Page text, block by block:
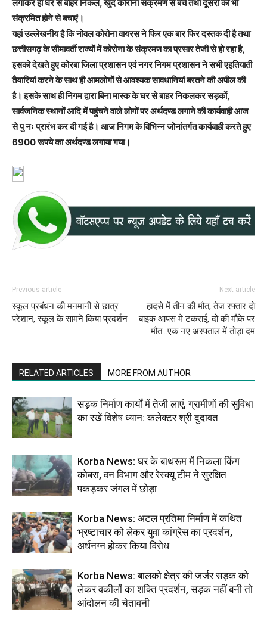
लगाकर ही घर से बाहर निकले, खुद कोरोना संक्रमण से बचें तथा दूसरों को भी
संक्रमित होने से बचाएं।
यहां उल्लेखनीय है कि नोवल कोरोना वायरस ने फिर एक बार फिर दस्तक दी है तथा
छत्तीसगढ़ के सीमावर्ती राज्यों में कोरोना के संक्रमण का प्रसार तेजी से हो रहा है,
इसको देखते हुए कोरबा जिला प्रशासन एवं नगर निगम प्रशासन ने सभी एहतियाती
तैयारियां करने के साथ ही आमलोगों से आवश्यक सावधानियां बरतने की अपील की
है। इसके साथ ही निगम द्वारा बिना मास्क के घर से बाहर निकलकर सड़कों,
सार्वजनिक स्थानों आदि में पहुंचने वाले लोगों पर अर्थदण्ड लगाने की कार्यवाही आज
से पु नः प्रारंभ कर दी गई है। आज निगम के विभिन्न जोनांतर्गत कार्यवाही करते हुए
6900 रूपये का अर्थदण्ड लगाया गया।
Previous article
स्कूल प्रबंधन की मनमानी से छात्र
परेशान, स्कूल के सामने किया प्रदर्शन
Next article
हादसे में तीन की मौत, तेज रफ्तार दो
बाइक आपस मे टकराई, दो की मौके पर
मौत…एक नए अस्पताल में तोड़ा दम
RELATED ARTICLES MORE FROM AUTHOR
सड़क निर्माण कार्यों में तेजी लाएं, ग्रामीणों की सुविधा
का रखें विशेष ध्यान: कलेक्टर श्री दुदावत
Korba News: घर के बाथरूम में निकला किंग
कोबरा, वन विभाग और रेस्क्यू टीम ने सुरक्षित
पकड़कर जंगल में छोड़ा
Korba News: अटल प्रतिमा निर्माण में कथित
भ्रष्टाचार को लेकर युवा कांग्रेस का प्रदर्शन,
अर्धनग्न होकर किया विरोध
Korba News: बालको क्षेत्र की जर्जर सड़क को
लेकर वकीलों का शक्ति प्रदर्शन, सड़क नहीं बनी तो
आंदोलन की चेतावनी